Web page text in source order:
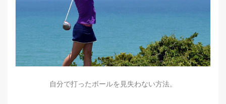
自分で打ったボールを見失わない方法。